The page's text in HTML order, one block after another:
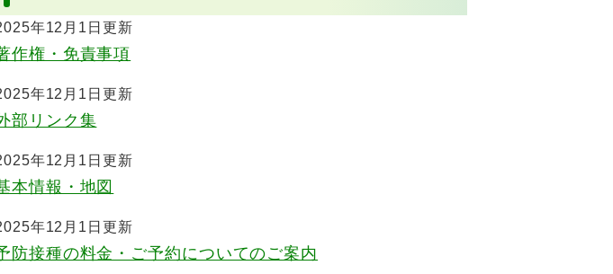
年12月1日更新
作権・免責事項
年12月1日更新
部リンク集
年12月1日更新
本情報・地図
年12月1日更新
防接種の料金・ご予約についてのご案内